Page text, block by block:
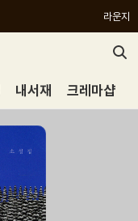
라운지
내서재 크레마샵